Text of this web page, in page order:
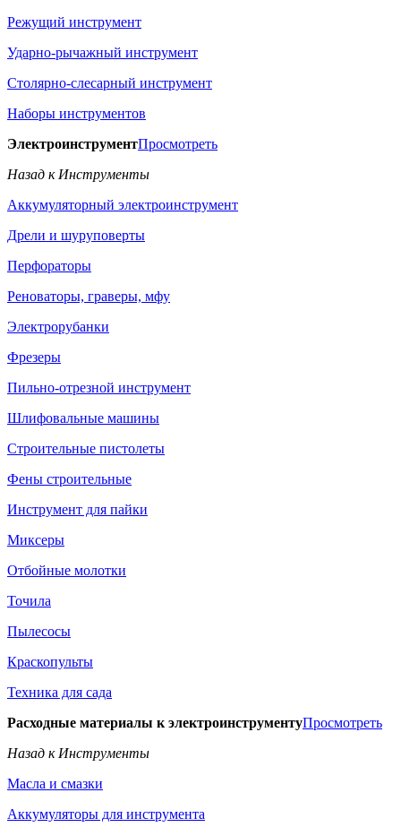
Режущий инструмент
Ударно-рычажный инструмент
Столярно-слесарный инструмент
Наборы инструментов
ЭлектроинструментПросмотреть
Назад к Инструменты
Аккумуляторный электроинструмент
Дрели и шуруповерты
Перфораторы
Реноваторы, граверы, мфу
Электрорубанки
Фрезеры
Пильно-отрезной инструмент
Шлифовальные машины
Строительные пистолеты
Фены строительные
Инструмент для пайки
Миксеры
Отбойные молотки
Точила
Пылесосы
Краскопульты
Техника для сада
Расходные материалы к электроинструментуПросмотреть
Назад к Инструменты
Масла и смазки
Аккумуляторы для инструмента